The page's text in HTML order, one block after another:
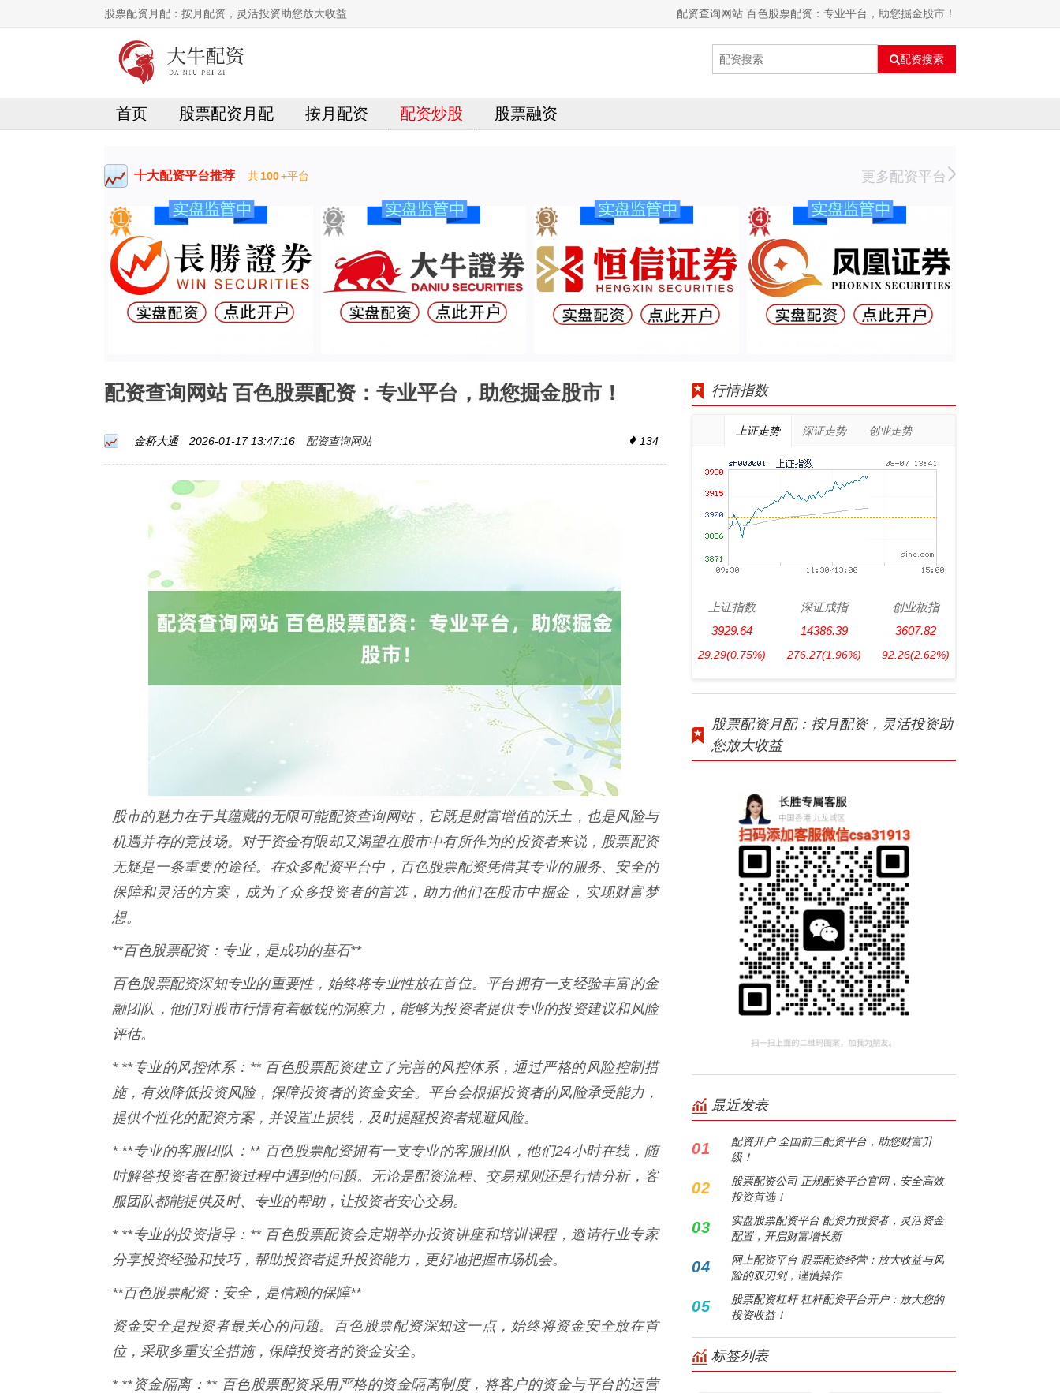
股票配资月配：按月配资，灵活投资助您放大收益 配资查询网站 百色股票配资：专业平台，助您掘金股市！
配资搜索
首页 股票配资月配 按月配资 配资炒股 股票融资
十大配资平台推荐 共100+平台 更多配资平台
配资查询网站 百色股票配资：专业平台，助您掘金股市！
金桥大通 2026-01-17 13:47:16 配资查询网站 134
股市的魅力在于其蕴藏的无限可能配资查询网站，它既是财富增值的沃土，也是风险与
机遇并存的竞技场。对于资金有限却又渴望在股市中有所作为的投资者来说，股票配资
无疑是一条重要的途径。在众多配资平台中，百色股票配资凭借其专业的服务、安全的
保障和灵活的方案，成为了众多投资者的首选，助力他们在股市中掘金，实现财富梦
想。
**百色股票配资：专业，是成功的基石**
百色股票配资深知专业的重要性，始终将专业性放在首位。平台拥有一支经验丰富的金
融团队，他们对股市行情有着敏锐的洞察力，能够为投资者提供专业的投资建议和风险
评估。
* **专业的风控体系：** 百色股票配资建立了完善的风控体系，通过严格的风险控制措
施，有效降低投资风险，保障投资者的资金安全。平台会根据投资者的风险承受能力，
提供个性化的配资方案，并设置止损线，及时提醒投资者规避风险。
* **专业的客服团队：** 百色股票配资拥有一支专业的客服团队，他们24小时在线，随
时解答投资者在配资过程中遇到的问题。无论是配资流程、交易规则还是行情分析，客
服团队都能提供及时、专业的帮助，让投资者安心交易。
* **专业的投资指导：** 百色股票配资会定期举办投资讲座和培训课程，邀请行业专家
分享投资经验和技巧，帮助投资者提升投资能力，更好地把握市场机会。
**百色股票配资：安全，是信赖的保障**
资金安全是投资者最关心的问题。百色股票配资深知这一点，始终将资金安全放在首
位，采取多重安全措施，保障投资者的资金安全。
* **资金隔离：** 百色股票配资采用严格的资金隔离制度，将客户的资金与平台的运营
行情指数
上证走势 深证走势 创业走势
上证指数
3929.64
29.29(0.75%)
深证成指
14386.39
276.27(1.96%)
创业板指
3607.82
92.26(2.62%)
股票配资月配：按月配资，灵活投资助
您放大收益
最近发表
01
配资开户 全国前三配资平台，助您财富升
级！
02
股票配资公司 正规配资平台官网，安全高效
投资首选！
03
实盘股票配资平台 配资力投资者，灵活资金
配置，开启财富增长新
04
网上配资平台 股票配资经营：放大收益与风
险的双刃剑，谨慎操作
05
股票配资杠杆 杠杆配资平台开户：放大您的
投资收益！
标签列表